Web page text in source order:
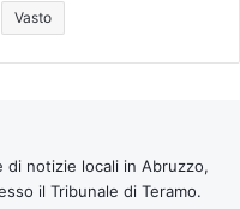
Vasto
notizie locali in Abruzzo,
il Tribunale di Teramo.